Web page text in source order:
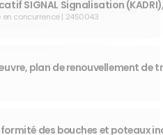
concurrence | 24S0043